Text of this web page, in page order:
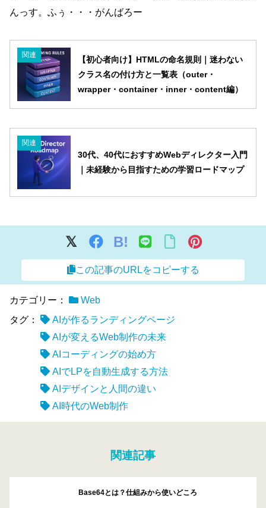
んっす。ふぅ・・・がんばろー
関連
【初心者向け】HTMLの命名規則｜迷わない
クラス名の付け方と一覧表（outer・
wrapper・container・inner・content編）
関連
30代、40代におすすめWebディレクター入門
｜未経験から目指すための学習ロードマップ
B!
この記事のURLをコピーする
カテゴリー：
Web
タグ：
AIが作るランディングページ
AIが変えるWeb制作の未来
AIコーディングの始め方
AIでLPを自動生成する方法
AIデザインと人間の違い
AI時代のWeb制作
関連記事
Base64とは？仕組みから使いどころ